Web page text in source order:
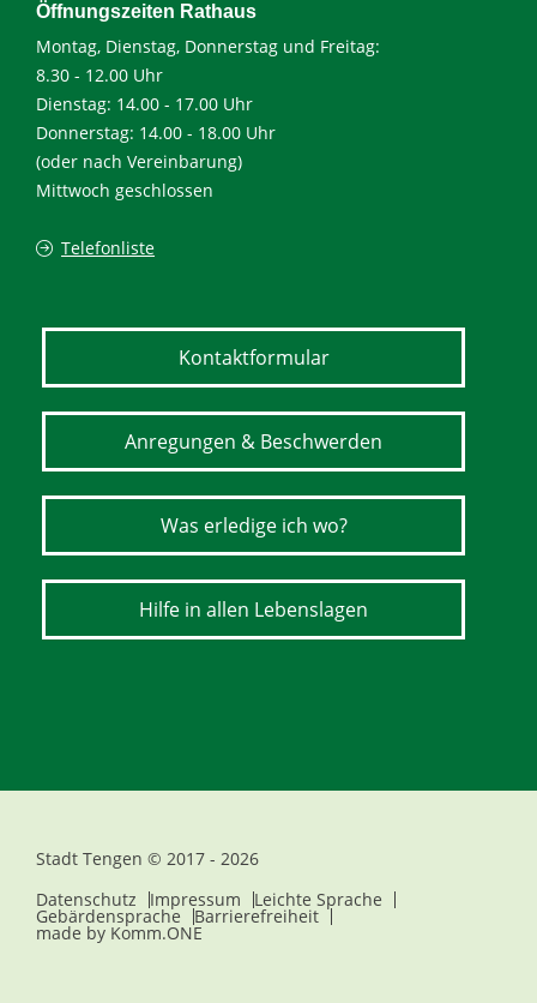
Öffnungszeiten Rathaus
Montag, Dienstag, Donnerstag und Freitag:
8.30 - 12.00 Uhr
Dienstag: 14.00 - 17.00 Uhr
Donnerstag: 14.00 - 18.00 Uhr
(oder nach Vereinbarung)
Mittwoch geschlossen
Telefonliste
Kontaktformular
Anregungen & Beschwerden
Was erledige ich wo?
Hilfe in allen Lebenslagen
Stadt Tengen © 2017 - 2026
Datenschutz
Impressum Leichte Sprache
Gebärdensprache Barrierefreiheit
made by Komm.ONE